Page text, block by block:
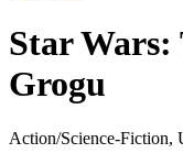
Star
Grogu
Action/Science-Fiction,